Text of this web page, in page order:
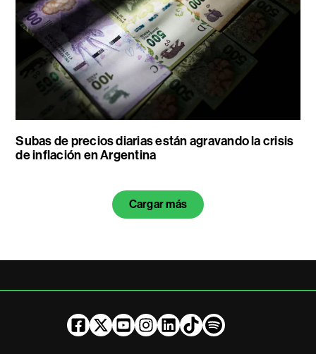
Subas de precios diarias están agravando la crisis
de inflación en Argentina
Cargar más